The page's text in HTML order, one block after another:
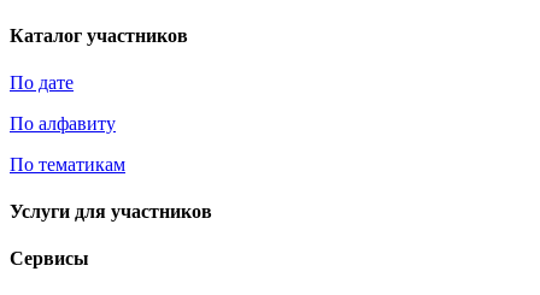
Каталог участников
По дате
По алфавиту
По тематикам
Услуги для участников
Сервисы